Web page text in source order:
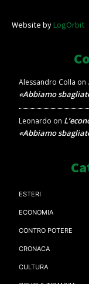
Website byLogOrbit
Alessandro Colla on
«Abbiamo
Leonardo on
«Abbiamo
ESTERI
ECONOMIA
CONTRO POTERE
CRONACA
CULTURA